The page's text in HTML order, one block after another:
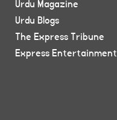
Urdu Magazine
Urdu Blogs
The Express Tribune
Express Entertainment